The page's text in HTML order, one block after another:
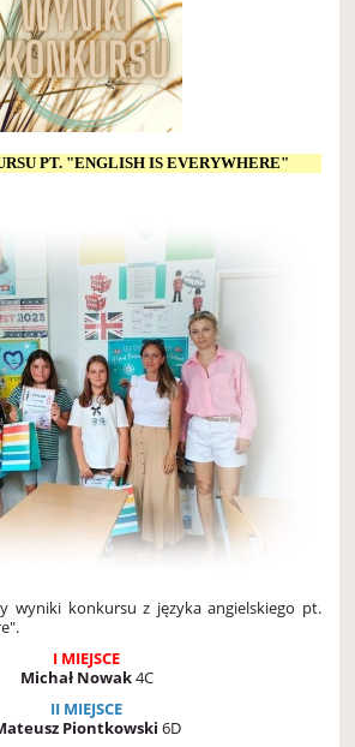
PT. "ENGLISH IS EVERYWHERE"
wyniki konkursu z języka angielskiego pt.
I MIEJSCE
Michał Nowak4C
II MIEJSCE
Piontkowski 6D